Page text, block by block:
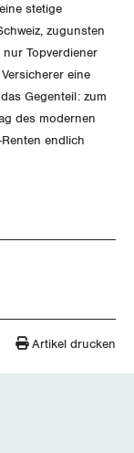
stetige
zugunsten
Topverdiener
eine
Gegenteil: zum
des modernen
endlich
Artikel drucken